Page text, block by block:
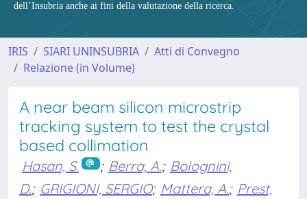
dell’Insubria anche ai fini della valutazione della ricerca.
IRIS SIARI UNINSUBRIA
Atti di Convegno
Relazione (in Volume)
A near beam silicon microstrip
tracking system to test the crystal
based collimation
Hasan, S. ; Berra, A.; Bolognini,
D.; GRIGIONI, SERGIO; Mattera, A.; Prest,